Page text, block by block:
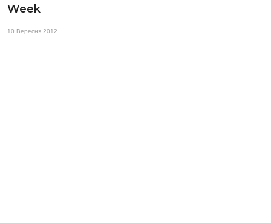
Week
10 Вересня 2012